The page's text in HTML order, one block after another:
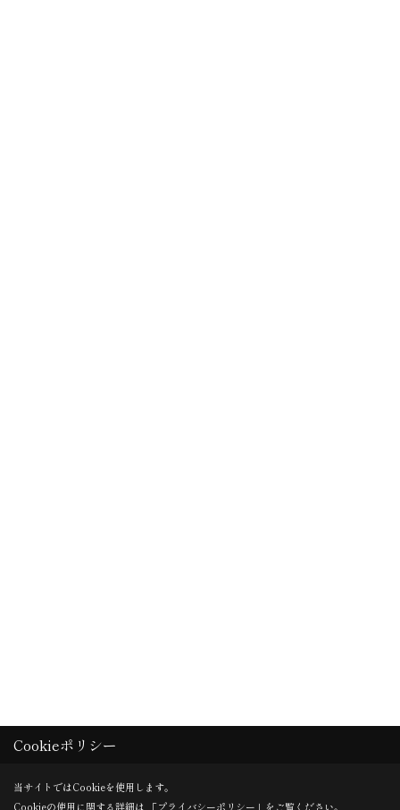
Cookieポリシー
当サイトではCookieを使用します。
Cookieの使用に関する詳細は 「プライバシーポリシー 」をご覧ください。